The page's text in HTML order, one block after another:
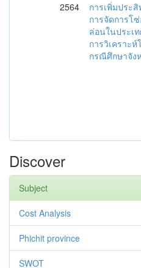
2564
การเพิ่มประ
การจัดการโ
ล่อนในประเ
การวิเคราะ
กรณีศึกษาจัง
Discover
Subject
Cost Analysis
Phichit province
SWOT